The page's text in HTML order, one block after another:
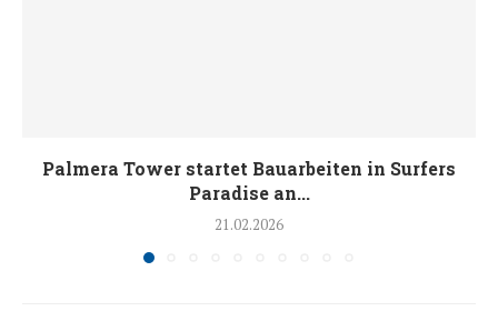
Palmera Tower startet Bauarbeiten in Surfers
Paradise an...
21.02.2026